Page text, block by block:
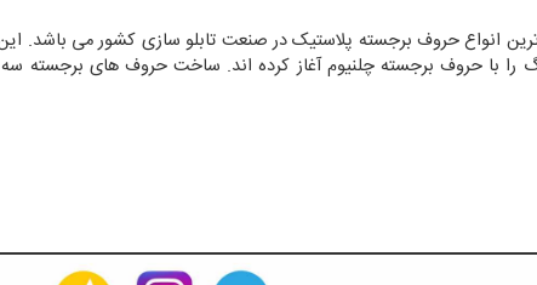
انواع حروف برجسته پلاستیک در صنعت تابلو سازی کشور می باشد.
را با حروف برجسته چلنیوم آغاز کرده اند. ساخت حروف های برجسته